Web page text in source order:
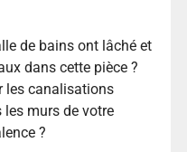
de bains ont lâché et
dans cette pièce ?
les canalisations
murs de votre
?